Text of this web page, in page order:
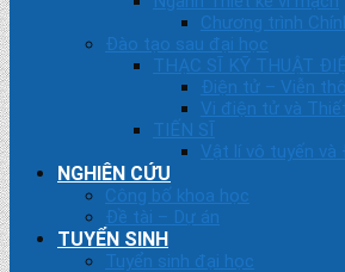
Chương trình
Đào tạo sau đại học
THẠC SĨ KỸ THUẬT
Điện tử – Viễn
Vi điện tử và
TIẾN SĨ
Vật lí vô tuyến
NGHIÊN CỨU
Công bố khoa học
Đề tài – Dự án
TUYỂN SINH
Tuyển sinh đại học